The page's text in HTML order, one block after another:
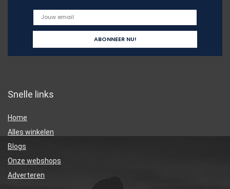
Snelle links
Home
Alles winkelen
Blogs
Onze webshops
Adverteren